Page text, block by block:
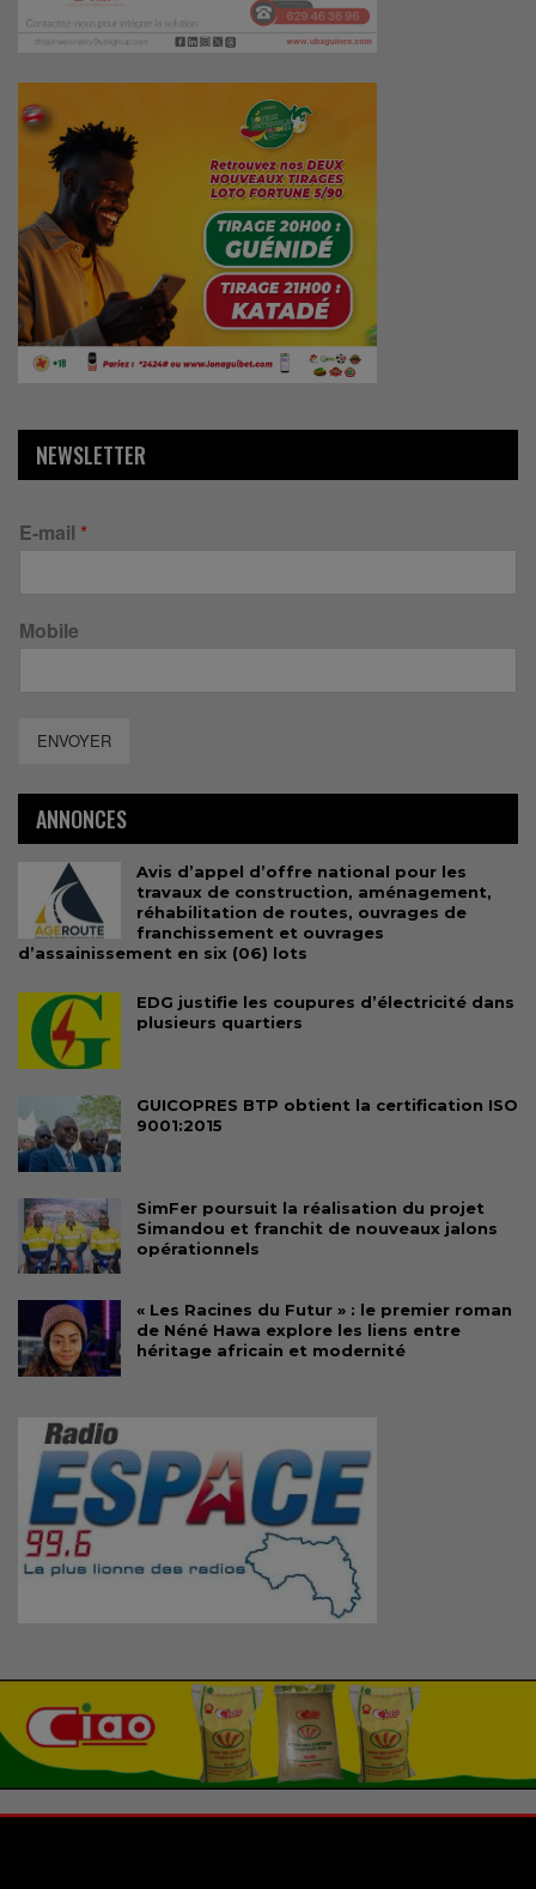
NEWSLETTER
E-mail *
Mobile
ENVOYER
ANNONCES
Avis d’appel d’offre national pour les
travaux de construction, aménagement,
réhabilitation de routes, ouvrages de
franchissement et ouvrages
d’assainissement en six (06) lots
EDG justifie les coupures d’électricité dans
plusieurs quartiers
GUICOPRES BTP obtient la certification ISO
9001:2015
SimFer poursuit la réalisation du projet
Simandou et franchit de nouveaux jalons
opérationnels
« Les Racines du Futur » : le premier roman
de Néné Hawa explore les liens entre
héritage africain et modernité